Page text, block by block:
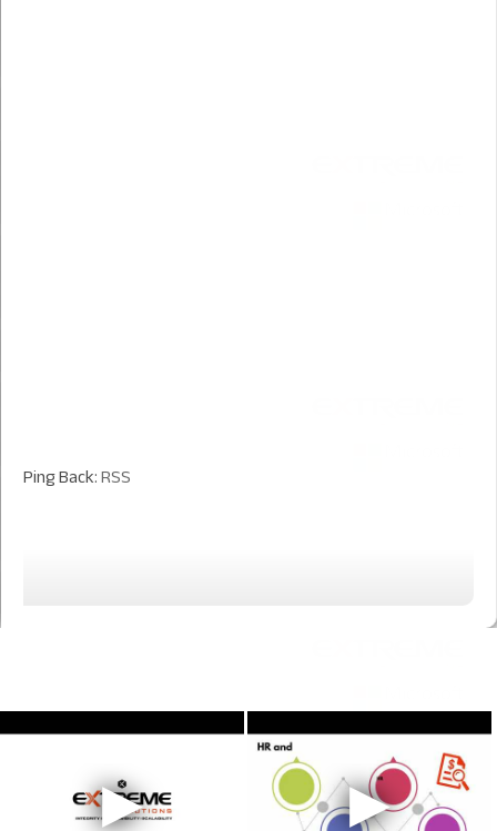
Ping Back:RSS